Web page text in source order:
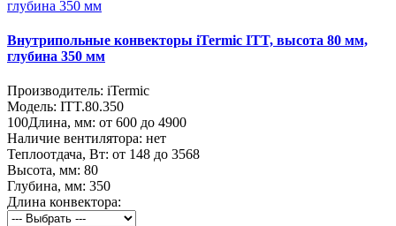
Внутрипольные конвекторы iTermic ITT, высота 80 мм,
глубина 350 мм
Производитель: iTermic
Модель: ITT.80.350
100Длина, мм: от 600 до 4900
Наличие вентилятора: нет
Теплоотдача, Вт: от 148 до 3568
Высота, мм: 80
Глубина, мм: 350
Длина конвектора: